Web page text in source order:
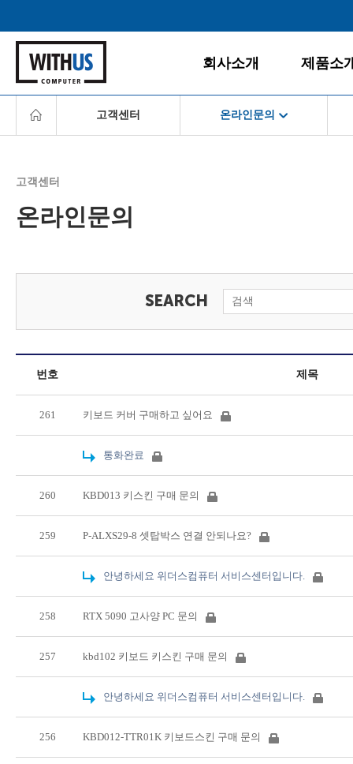
회사소개
회사소개
제품소
고객센터 온라인문의
FAQ
온라인문의
고객센터
온라인문의
번호 제목
261 키보드 커버 구매하고 싶어요
통화완료
260 KBD013 키스킨 구매 문의
259 P-ALXS29-8 셋탑박스 연결 안되나요?
안녕하세요 위더스컴퓨터 서비스센터입니다.
258 RTX 5090 고사양 PC 문의
257 kbd102 키보드 키스킨 구매 문의
안녕하세요 위더스컴퓨터 서비스센터입니다.
256 KBD012-TTR01K 키보드스킨 구매 문의